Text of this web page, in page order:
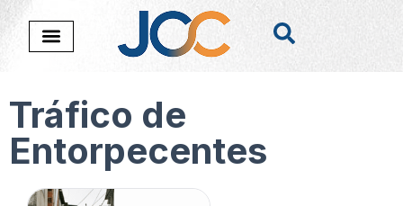
Tráfico de
Entorpecentes